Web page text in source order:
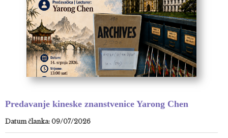
Predavanje kineske znanstvenice Yarong Chen
Datum članka: 09/07/2026